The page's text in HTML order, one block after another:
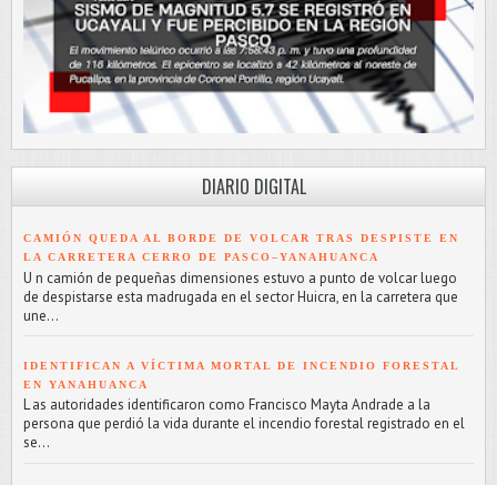
DIARIO DIGITAL
CAMIÓN QUEDA AL BORDE DE VOLCAR TRAS DESPISTE EN
LA CARRETERA CERRO DE PASCO–YANAHUANCA
U n camión de pequeñas dimensiones estuvo a punto de volcar luego
de despistarse esta madrugada en el sector Huicra, en la carretera que
une...
IDENTIFICAN A VÍCTIMA MORTAL DE INCENDIO FORESTAL
EN YANAHUANCA
L as autoridades identificaron como Francisco Mayta Andrade a la
persona que perdió la vida durante el incendio forestal registrado en el
se...